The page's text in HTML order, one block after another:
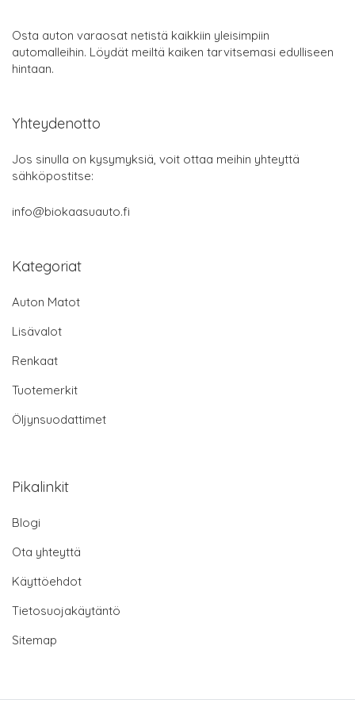
Osta auton varaosat netistä kaikkiin yleisimpiin
automalleihin. Löydät meiltä kaiken tarvitsemasi edulliseen
hintaan.
Yhteydenotto
Jos sinulla on kysymyksiä, voit ottaa meihin yhteyttä
sähköpostitse:
info@biokaasuauto.fi
Kategoriat
Auton Matot
Lisävalot
Renkaat
Tuotemerkit
Öljynsuodattimet
Pikalinkit
Blogi
Ota yhteyttä
Käyttöehdot
Tietosuojakäytäntö
Sitemap